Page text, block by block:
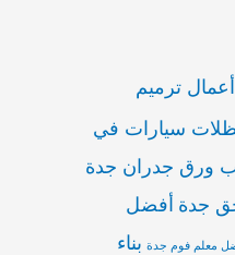
أعمال ترميم
سيارات في
ورق جدران جدة
جدة أفضل
معلم فوم جدة بناء